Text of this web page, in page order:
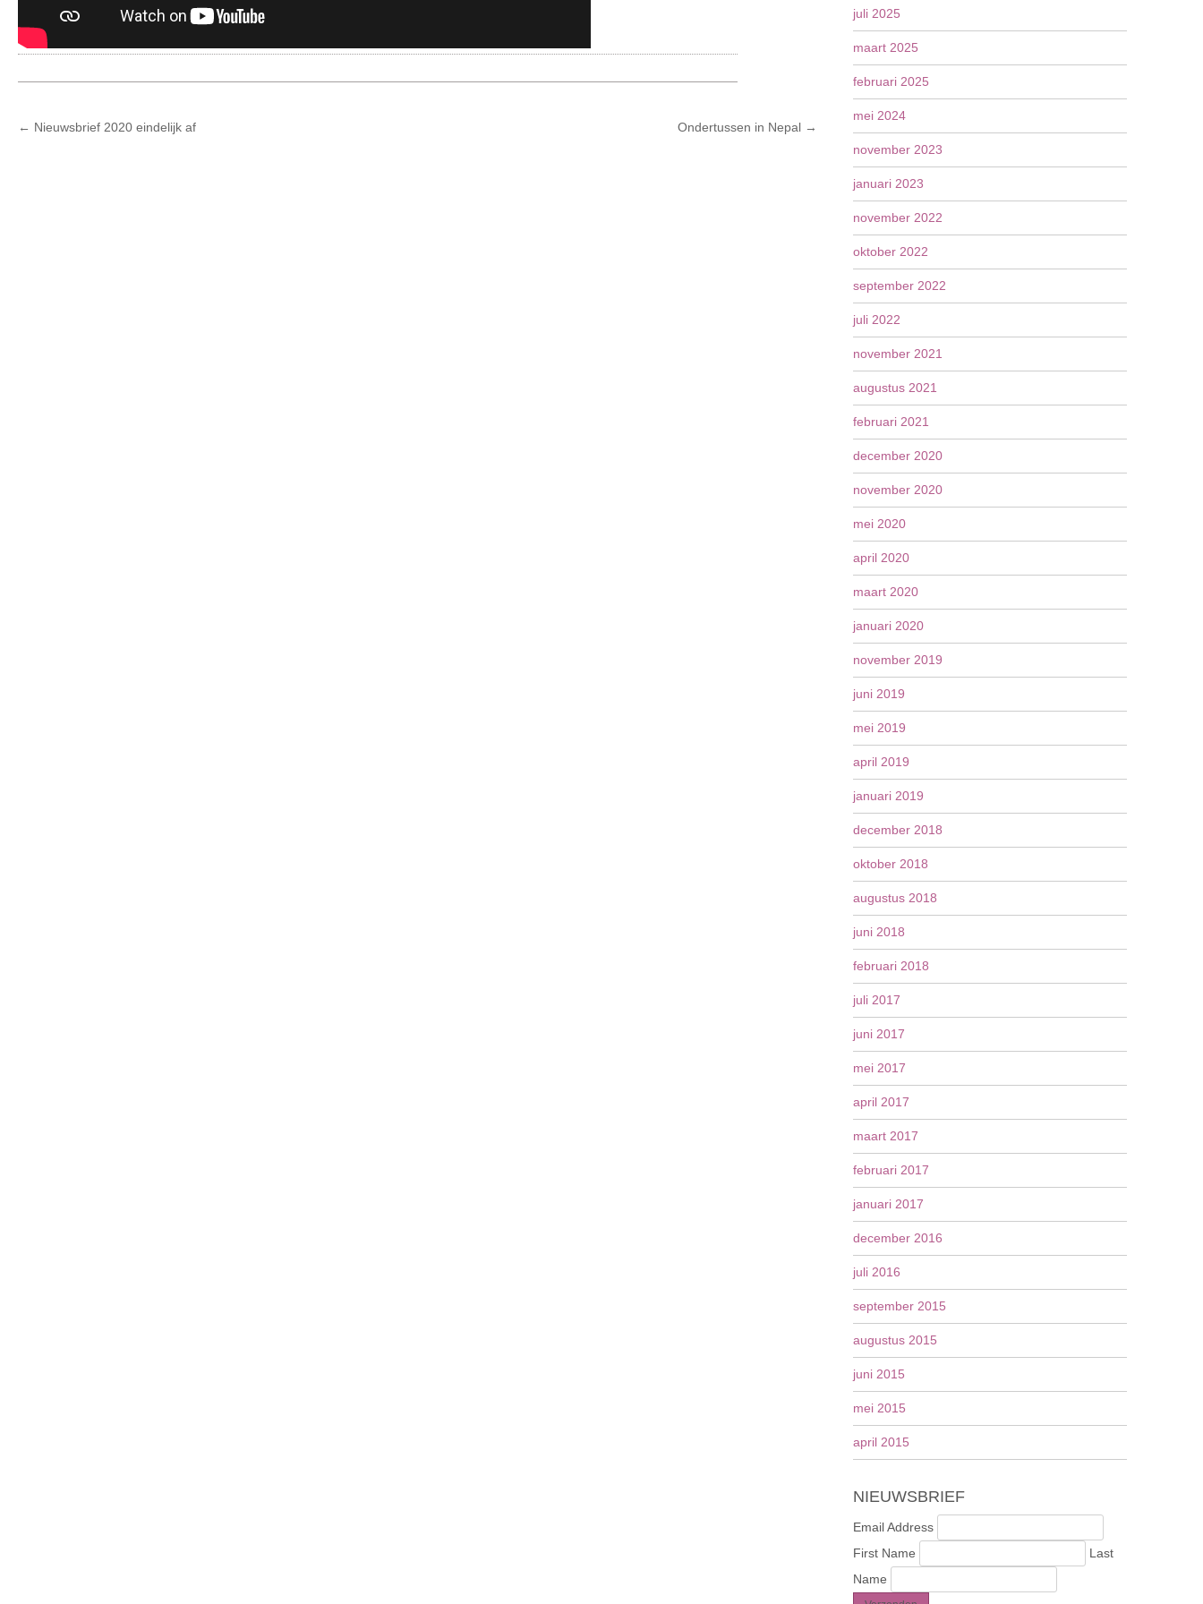
POST
← Nieuwsbrief 2020 eindelijk af Ondertussen in Nepal →
juli 2025
maart 2025
februari 2025
mei 2024
november 2023
januari 2023
november 2022
oktober 2022
september 2022
juli 2022
november 2021
augustus 2021
februari 2021
december 2020
november 2020
mei 2020
april 2020
maart 2020
januari 2020
november 2019
juni 2019
mei 2019
april 2019
januari 2019
december 2018
oktober 2018
augustus 2018
juni 2018
februari 2018
juli 2017
juni 2017
mei 2017
april 2017
maart 2017
februari 2017
januari 2017
december 2016
juli 2016
september 2015
augustus 2015
juni 2015
mei 2015
april 2015
NIEUWSBRIEF
Email Address
First Name
Last
Name